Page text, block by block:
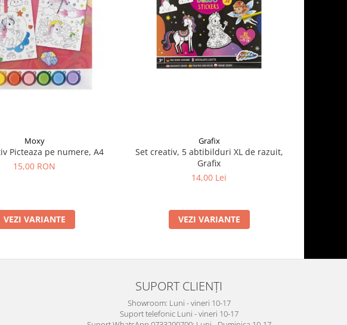
Moxy
Picteaza pe numere, A4
15,00 RON
VEZI VARIANTE
Grafix
Set creativ, 5 abtibilduri XL de razuit,
Grafix
14,00 Lei
VEZI VARIANTE
SUPORT CLIENȚI
Showroom: Luni - vineri 10-17
Suport telefonic Luni - vineri 10-17